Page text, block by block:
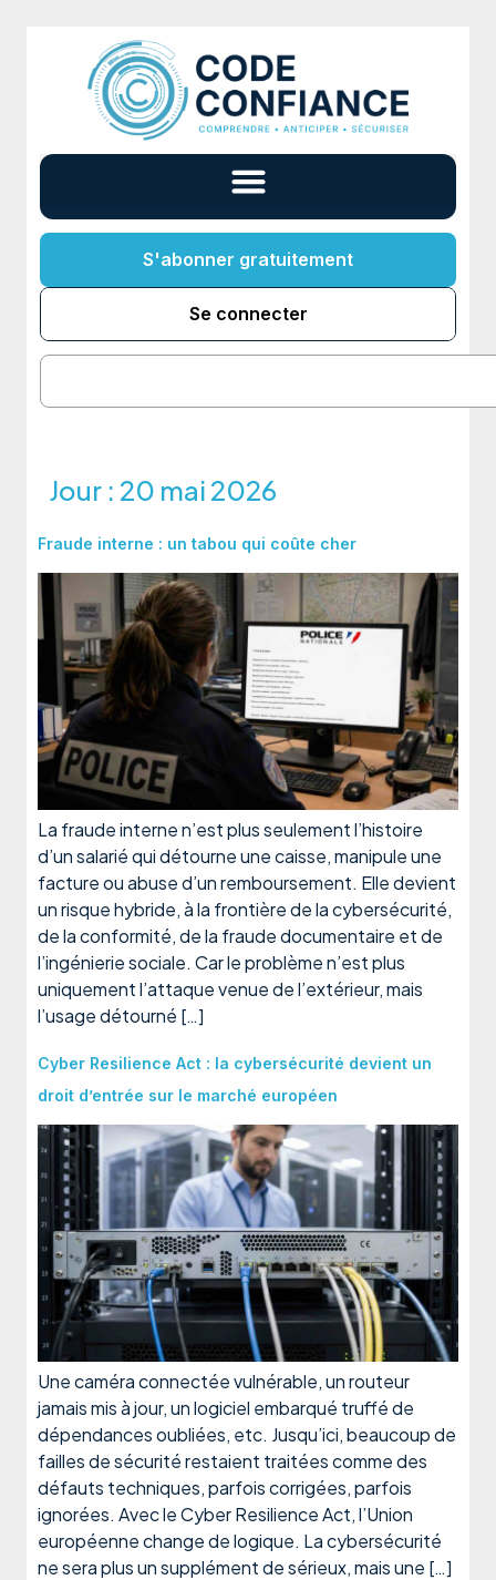
S'abonner gratuitement
Se connecter
Jour : 20 mai 2026
Fraude interne : un tabou qui coûte cher
La fraude interne n’est plus seulement l’histoire
d’un salarié qui détourne une caisse, manipule une
facture ou abuse d’un remboursement. Elle devient
un risque hybride, à la frontière de la cybersécurité,
de la conformité, de la fraude documentaire et de
l’ingénierie sociale. Car le problème n’est plus
uniquement l’attaque venue de l’extérieur, mais
l’usage détourné […]
Cyber Resilience Act : la cybersécurité devient un
droit d’entrée sur le marché européen
Une caméra connectée vulnérable, un routeur
jamais mis à jour, un logiciel embarqué truffé de
dépendances oubliées, etc. Jusqu’ici, beaucoup de
failles de sécurité restaient traitées comme des
défauts techniques, parfois corrigées, parfois
ignorées. Avec le Cyber Resilience Act, l’Union
européenne change de logique. La cybersécurité
ne sera plus un supplément de sérieux, mais une […]